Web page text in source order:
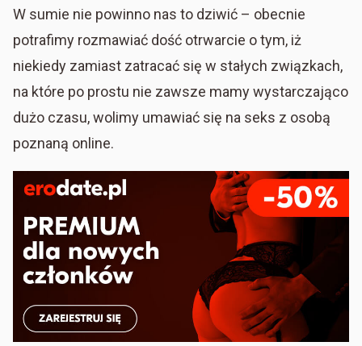
W sumie nie powinno nas to dziwić – obecnie
potrafimy rozmawiać dość otrwarcie o tym, iż
niekiedy zamiast zatracać się w stałych związkach,
na które po prostu nie zawsze mamy wystarczająco
dużo czasu, wolimy umawiać się na seks z osobą
poznaną online.